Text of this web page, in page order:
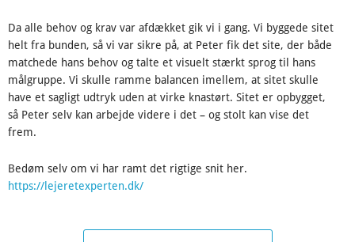
Da alle behov og krav var afdækket gik vi i gang. Vi byggede sitet
helt fra bunden, så vi var sikre på, at Peter fik det site, der både
matchede hans behov og talte et visuelt stærkt sprog til hans
målgruppe. Vi skulle ramme balancen imellem, at sitet skulle
have et sagligt udtryk uden at virke knastørt. Sitet er opbygget,
så Peter selv kan arbejde videre i det – og stolt kan vise det
frem.
Bedøm selv om vi har ramt det rigtige snit her.
https://lejeretexperten.dk/